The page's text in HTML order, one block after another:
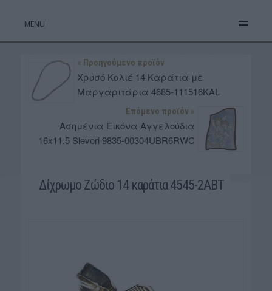
MENU
« Προηγούμενο προϊόν
Χρυσό Κολιέ 14 Καράτια με
Μαργαριτάρια 4685-111516KAL
Επόμενο προϊόν »
Aσημένια Εικόνα Αγγελούδια
16x11,5 Slevori 9835-00304UBR6RWC
Δίχρωμο Ζώδιο 14 καράτια 4545-2ABT